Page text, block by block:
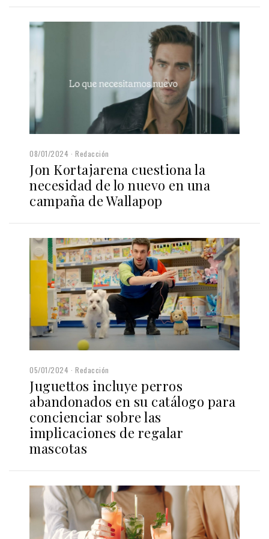
08/01/2024 Redacción
Jon Kortajarena cuestiona la
necesidad de lo nuevo en una
campaña de Wallapop
05/01/2024 Redacción
Juguettos incluye perros
abandonados en su catálogo para
concienciar sobre las
implicaciones de regalar
mascotas